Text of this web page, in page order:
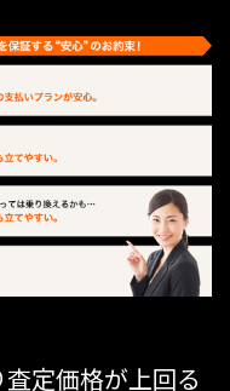
定価格が上回る